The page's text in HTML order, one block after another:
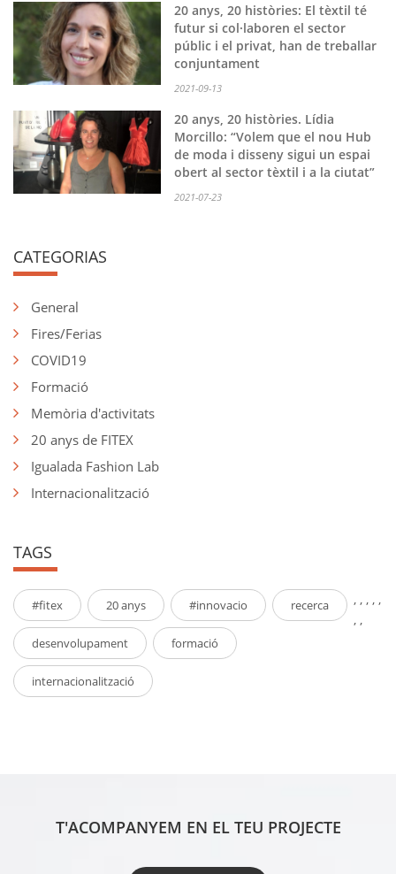
20 anys, 20 històries: El tèxtil té
futur si col·laboren el sector
públic i el privat, han de treballar
conjuntament
2021-09-13
20 anys, 20 històries. Lídia
Morcillo: “Volem que el nou Hub
de moda i disseny sigui un espai
obert al sector tèxtil i a la ciutat”
2021-07-23
CATEGORIAS
General
Fires/Ferias
COVID19
Formació
Memòria d'activitats
20 anys de FITEX
Igualada Fashion Lab
Internacionalització
TAGS
#fitex ,
20 anys ,
#innovacio ,
recerca ,
desenvolupament
,
formació
,
internacionalització
,
T'ACOMPANYEM EN EL TEU PROJECTE